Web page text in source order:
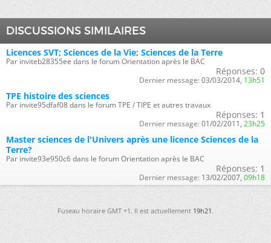
DISCUSSIONS SIMILAIRES
Licences SVT; Sciences de la Vie; Sciences de la Terre
Par inviteb28355ee dans le forum Orientation après le BAC
Réponses: 0
Dernier message: 03/03/2014, 13h51
TPE histoire des sciences
Par invite95dfaf08 dans le forum TPE / TIPE et autres travaux
Réponses: 1
Dernier message: 01/02/2011, 23h25
Master sciences de l'Univers après une licence Sciences de la
Terre?
Par invite93e950c6 dans le forum Orientation après le BAC
Réponses: 1
Dernier message: 13/02/2007, 09h18
Fuseau horaire GMT +1. Il est actuellement19h21.